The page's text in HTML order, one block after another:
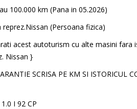
100.000 km (Pana in 05.2026)
(Persoana fizica)
acest autoturism cu alte masini
Nissan }
SCRISA PE KM SI ISTORICUL
I 92 CP